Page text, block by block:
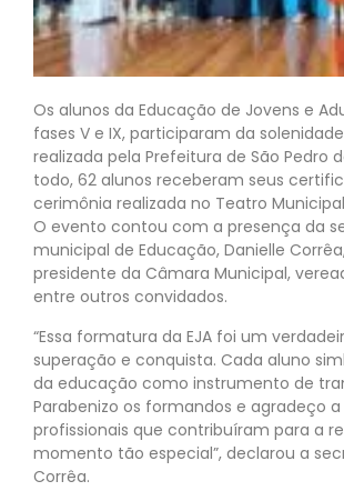
Os alunos da Educação de Jovens e
fases V e IX, participaram da
realizada pela Prefeitura de São Pedro
todo, 62 alunos receberam seus
cerimônia realizada no Teatro
O evento contou com a presença da
municipal de Educação, Danielle
presidente da Câmara Municipal,
entre outros convidados.
“Essa formatura da EJA foi um
superação e conquista. Cada aluno
da educação como instrumento de
Parabenizo os formandos e agradeço
profissionais que contribuíram para a
momento tão especial”, declarou a
Corrêa.